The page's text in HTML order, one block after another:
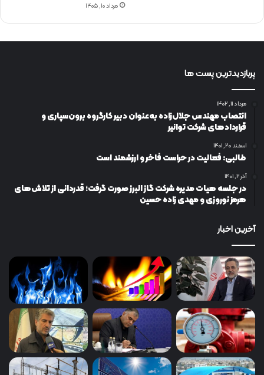
مرداد ۱۰, ۱۴۰۵
پربازدیدترین پست ها
مرداد ۱۱, ۱۴۰۲
انتصاب مهندس جلال‌زاده به‌عنوان دبیر كارگروه برون‌سپاری و
قراردادهای شركت توانیر
اسفند ۲۰, ۱۴۰۱
طالبی: فعالیت در حراست فاخر و ارزشمند است
آذر ۲, ۱۴۰۱
در جلسه هیات مدیره شرکت گاز البرز صورت گرفت؛ قدردانی از تلاش‌های
هرمز نوروزی و مهدی زاده حسین
آخرین اخبار